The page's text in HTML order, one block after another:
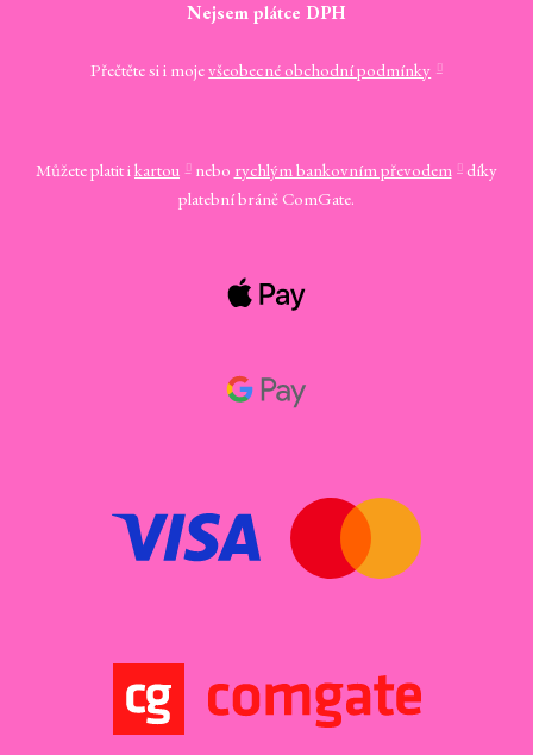
Nejsem plátce DPH
Přečtěte si i mojevšeobecné obchodní podmínky
Můžete platit ikartou nebo rychlým bankovním převodem
díky
platební bráně ComGate.